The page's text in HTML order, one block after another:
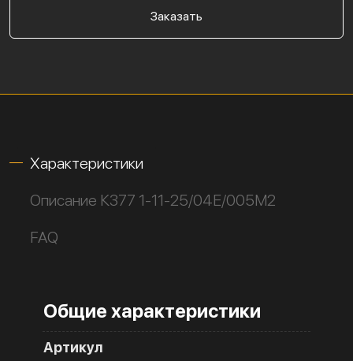
Заказать
Характеристики
Описание К377 1-11-25/04Е/005М2
FAQ
Общие характеристики
Артикул